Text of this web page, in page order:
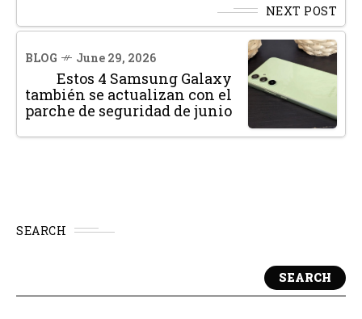
NEXT POST
BLOG June 29, 2026
Estos 4 Samsung Galaxy
también se actualizan con el
parche de seguridad de junio
SEARCH
SEARCH